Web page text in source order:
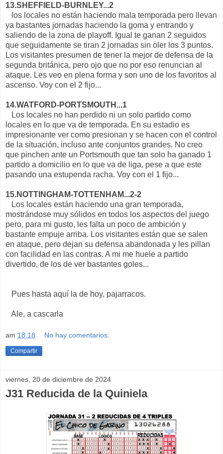
13.SHEFFIELD-BURNLEY...2
los locales no están haciendo mala temporada pero llevan
ya bastantes jornadas haciendo la goma y entrando y
saliendo de la zona de playoff. Igual te ganan 2 seguidos
que seguidamente se tiran 2 jornadas sin oler los 3 puntos.
Los visitantes presumen de tener la mejor de defensa de la
segunda británica, pero ojo que no por eso renuncian al
ataque. Les veo en plena forma y son uno de los favoritos al
ascenso. Voy con el 2 fijo...
14.WATFORD-PORTSMOUTH...1
Los locales no han perdido ni un solo partido como
locales en lo que va de temporada. En su estadio es
impresionante ver como presionan y se hacen con el control
de la situación, incluso ante conjuntos grandes. No creo
que pinchen ante un Portsmouth que tan solo ha ganado 1
partido a domicilio en lo que va de liga, pese a que este
pasando una estupenda racha. Voy con el 1 fijo...
15.NOTTINGHAM-TOTTENHAM...2-2
Los locales están haciendo una gran temporada,
mostrándose muy sólidos en todos los aspectos del juego
pero, para mi gusto, les falta un poco de ambición y
bastante empuje arriba. Los visitantes están que se salen
en ataque, pero dejan su defensa abandonada y les pillan
con facilidad en las contras. A mi me huele a partido
divertido, de los de ver bastantes goles...
Pues hasta aquí la de hoy, pajarracos.
Ale, a cascarla
am 18:18 No hay comentarios:
Compartir
viernes, 20 de diciembre de 2024
J31 Reducida de la Quiniela